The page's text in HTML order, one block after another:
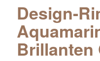
Design-
Brillanten